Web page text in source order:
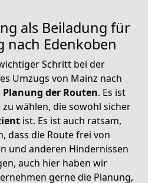
als Beiladung für
nach Edenkoben
Schritt bei der
Umzugs von Mainz nach
Planung der Routen. Es ist
wählen, die sowohl sicher
ist. Es ist auch ratsam,
dass die Route frei von
und anderen Hindernissen
auch hier haben wir
gerne die Planung,